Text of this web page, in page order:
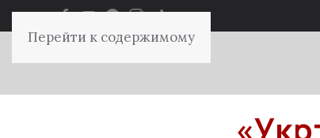
Перейти к содержимому